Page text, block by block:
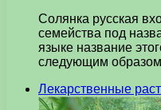
Солянка русская
семейства под
языке название
следующим
Лекарственные